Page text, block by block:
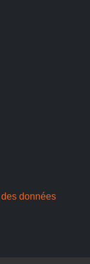
données